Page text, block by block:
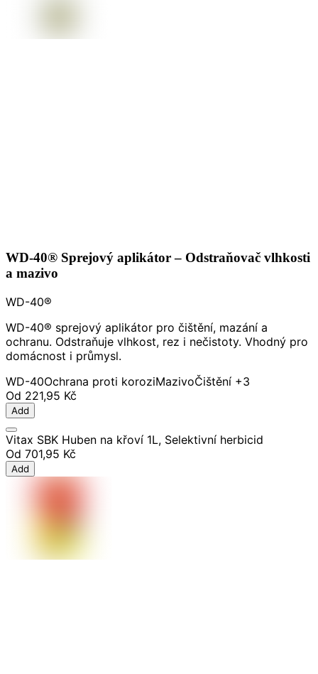
WD-40® Sprejový aplikátor – Odstraňovač vlhkosti
a mazivo
WD-40®
WD-40® sprejový aplikátor pro čištění, mazání a
ochranu. Odstraňuje vlhkost, rez i nečistoty. Vhodný pro
domácnost i průmysl.
WD-40Ochrana proti koroziMazivoČištění +3
Od 221,95 Kč
Add
Vitax SBK Huben na křoví 1L, Selektivní herbicid
Od 701,95 Kč
Add